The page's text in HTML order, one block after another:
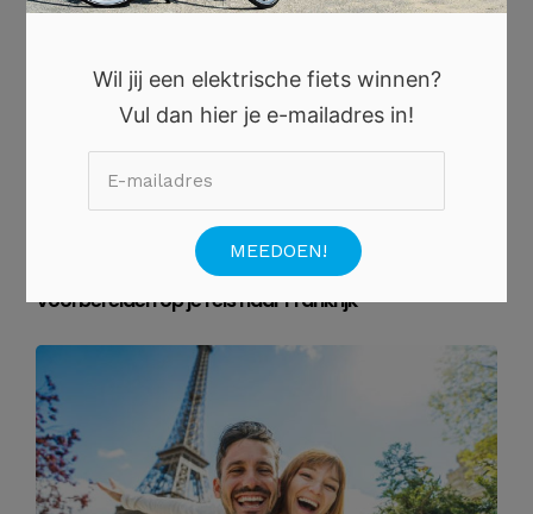
14 AUGUSTUS 2025
Voorbereiden op je reis naar Frankrijk
Wil jij een elektrische fiets winnen?
Vul dan hier je e-mailadres in!